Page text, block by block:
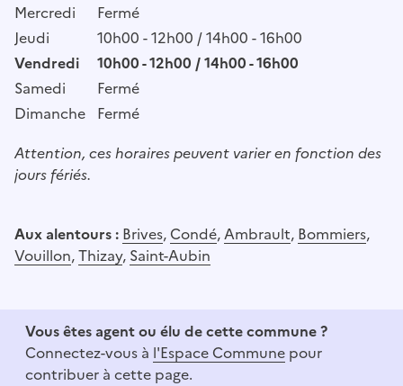
Mercredi
Fermé
Jeudi
10h00 - 12h00 / 14h00 - 16h00
Vendredi
10h00 - 12h00 / 14h00 - 16h00
Samedi
Fermé
Dimanche Fermé
Attention, ces horaires peuvent varier en fonction des
jours fériés.
Aux alentours : Brives, Condé,Ambrault, Bommiers,
Vouillon,Thizay, Saint-Aubin
Vous êtes agent ou élu de cette commune ?
Connectez-vous à l'Espace Commune pour
contribuer à cette page.